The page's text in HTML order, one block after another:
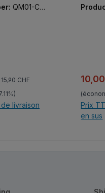
Detailfülle.
QM01-C01
:
Prix régulier :
15,90 CHF
livraison
2 : Die
Innen
so strotzen.
Prix
Prix
en sus